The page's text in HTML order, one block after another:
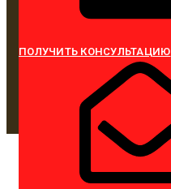
ПОЛУЧИТЬ КОНСУЛЬТАЦИЮ